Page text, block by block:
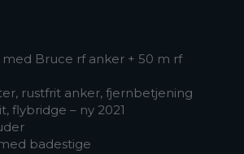
med Bruce rf anker + 50 m rf
rustfrit anker, fjernbetjening
flybridge – ny 2021
badestige